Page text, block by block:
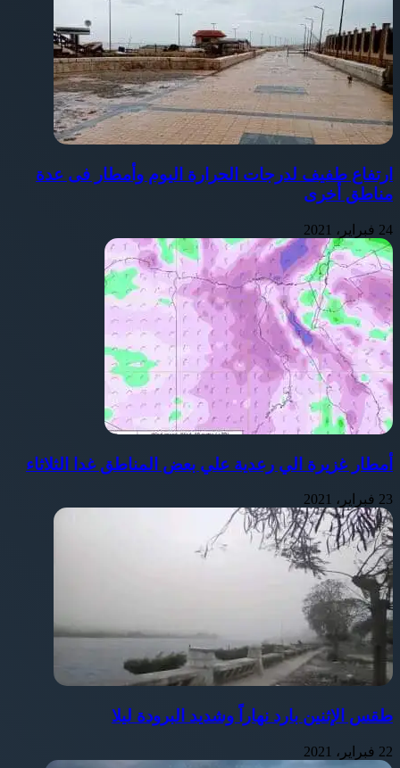
ارتفاع طفيف لدرجات الحرارة اليوم وأمطار فى عدة
مناطق أخرى
24 فبراير، 2021
أمطار غزيرة الي رعدية علي بعض المناطق غدا الثلاثاء
23 فبراير، 2021
طقس الإثنين بارد نهاراً وشديد البرودة ليلا
22 فبراير، 2021